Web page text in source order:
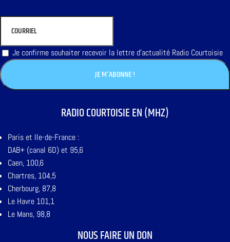
Je confirme souhaiter recevoir la lettre d'actualité Radio Courtoisie
RADIO COURTOISIE EN (MHZ)
Paris et Ile-de-France :
DAB+ (canal 6D) et 95,6
Caen, 100,6
Chartres, 104,5
Cherbourg, 87,8
Le Havre 101,1
Le Mans, 98,8
NOUS FAIRE UN DON